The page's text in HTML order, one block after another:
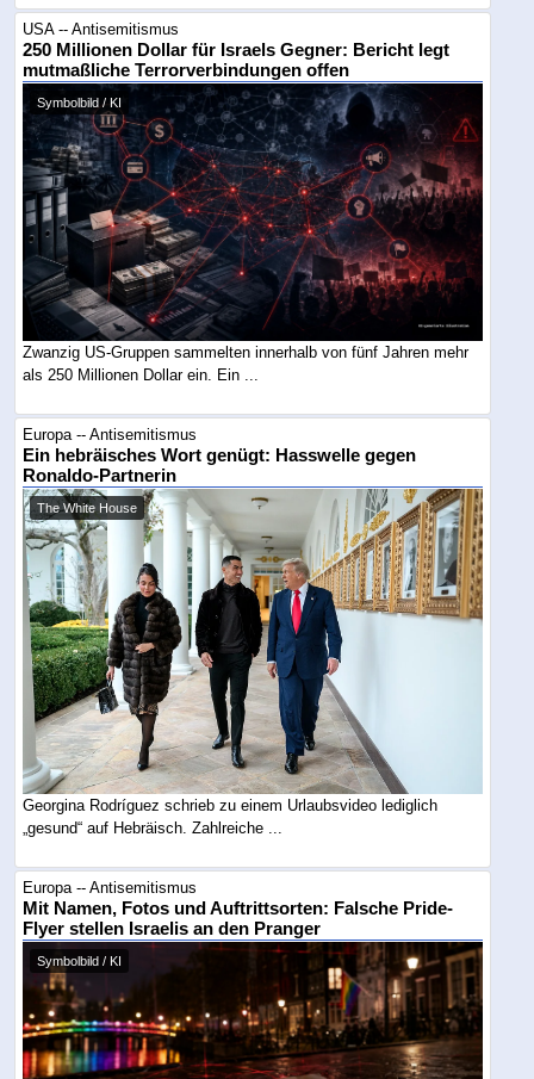
USA -- Antisemitismus
250 Millionen Dollar für Israels Gegner: Bericht legt
mutmaßliche Terrorverbindungen offen
Symbolbild / KI
Zwanzig US-Gruppen sammelten innerhalb von fünf Jahren mehr
als 250 Millionen Dollar ein. Ein ...
Europa -- Antisemitismus
Ein hebräisches Wort genügt: Hasswelle gegen
Ronaldo-Partnerin
The White House
Georgina Rodríguez schrieb zu einem Urlaubsvideo lediglich
„gesund“ auf Hebräisch. Zahlreiche ...
Europa -- Antisemitismus
Mit Namen, Fotos und Auftrittsorten: Falsche Pride-
Flyer stellen Israelis an den Pranger
Symbolbild / KI